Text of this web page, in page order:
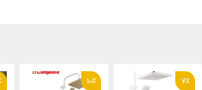
7٪ 10٪